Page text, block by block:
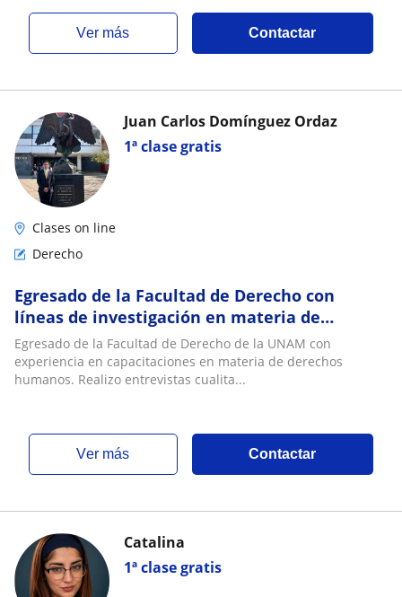
ver más Contactar
1ª clase gratis
Juan Carlos Domínguez Ordaz
Clases on line
Derecho
Egresado de la Facultad de Derecho con
líneas de investigación en materia de
derechos humanos, trata de personas y
género
Egresado de la Facultad de Derecho de la UNAM con
experiencia en capacitaciones en materia de derechos
humanos. Realizo entrevistas cualita...
ver más Contactar
1ª clase gratis
Catalina